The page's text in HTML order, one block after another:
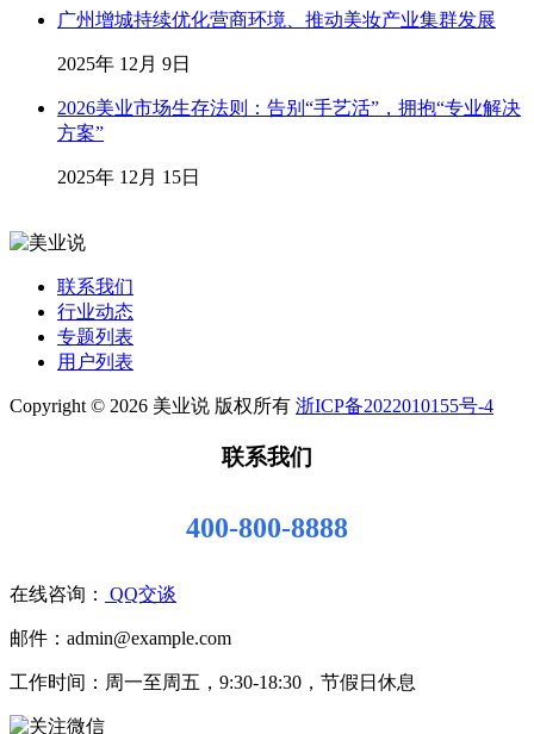
广州增城持续优化营商环境、推动美妆产业集群发展
2025年 12月 9日
2026美业市场生存法则：告别“手艺活”，拥抱“专业解决
方案”
2025年 12月 15日
联系我们
行业动态
专题列表
用户列表
Copyright © 2026 美业说 版权所有 浙ICP备2022010155号-4
联系我们
400-800-8888
在线咨询： QQ交谈
邮件：admin@example.com
工作时间：周一至周五，9:30-18:30，节假日休息